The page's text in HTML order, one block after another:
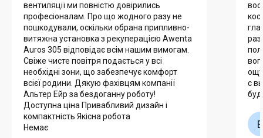
вентиляції ми повністю довірились
професіоналам. Про що жодного разу не
пошкодували, оскільки обрана припливно-
витяжна установка з рекуперацією Awenta
Auros 305 відповідає всім нашим вимогам.
Свіже чисте повітря подається у всі
необхідні зони, що забезпечує комфорт
всієї родини. Дякую фахівцям компанії
Альтер Ейр за бездоганну роботу!
Доступна ціна Привабливий дизайн і
компактність Якісна робота
Немає
с